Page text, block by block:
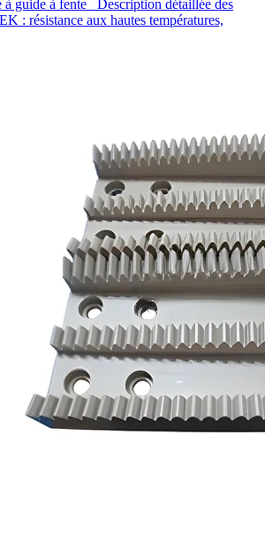
à guide à fente Description détaillée des
: résistance aux hautes températures,